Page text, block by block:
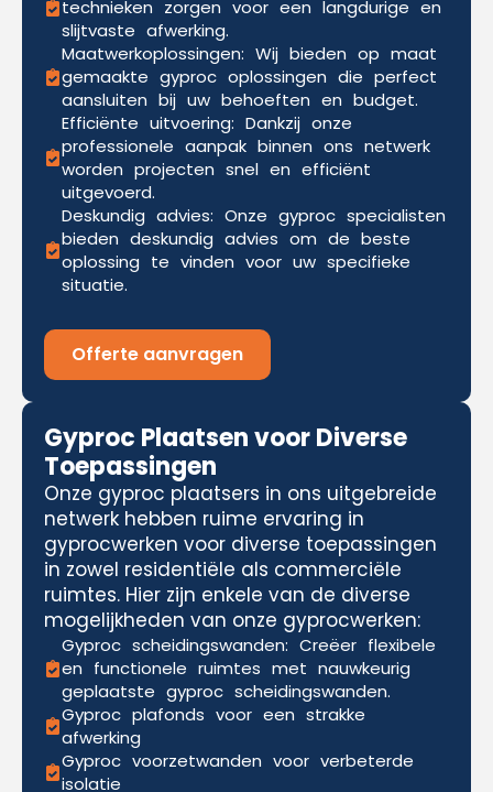
technieken zorgen voor een langdurige en
slijtvaste afwerking.
Maatwerkoplossingen: Wij bieden op maat
gemaakte gyproc oplossingen die perfect
aansluiten bij uw behoeften en budget.
Efficiënte uitvoering: Dankzij onze
professionele aanpak binnen ons netwerk
worden projecten snel en efficiënt
uitgevoerd.
Deskundig advies: Onze gyproc specialisten
bieden deskundig advies om de beste
oplossing te vinden voor uw specifieke
situatie.
Offerte aanvragen
Gyproc Plaatsen voor Diverse
Toepassingen
Onze gyproc plaatsers in ons uitgebreide
netwerk hebben ruime ervaring in
gyprocwerken voor diverse toepassingen
in zowel residentiële als commerciële
ruimtes. Hier zijn enkele van de diverse
mogelijkheden van onze gyprocwerken:
Gyproc scheidingswanden: Creëer flexibele
en functionele ruimtes met nauwkeurig
geplaatste gyproc scheidingswanden.
Gyproc plafonds voor een strakke
afwerking
Gyproc voorzetwanden voor verbeterde
isolatie